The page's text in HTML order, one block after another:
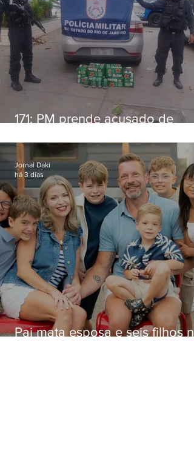
171: PM prende acusado de
Niterói
Pai mata esposa e seis filhos
Jornal Daki
há 3 dias